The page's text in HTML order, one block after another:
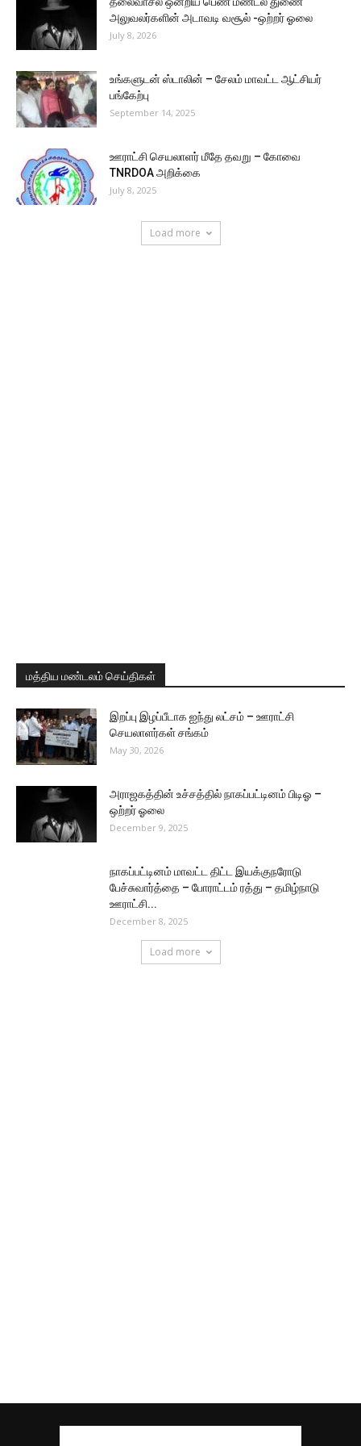
அலுவலர்களின் அடாவடி வசூல் -ஒற்றர் ஓலை
July 8, 2026
உங்களுடன் ஸ்டாலின் – சேலம் மாவட்ட ஆட்சியர்
பங்கேற்பு
September 14, 2025
ஊராட்சி செயலாளர் மீதே தவறு – கோவை
TNRDOA அறிக்கை
July 8, 2025
Load more
மத்திய மண்டலம் செய்திகள்
இறப்பு இழப்பீடாக ஐந்து லட்சம் – ஊராட்சி
செயலாளர்கள் சங்கம்
May 30, 2026
அராஜகத்தின் உச்சத்தில் நாகப்பட்டினம் பிடிஓ –
ஒற்றர் ஓலை
December 9, 2025
நாகப்பட்டினம் மாவட்ட திட்ட இயக்குநரோடு
பேச்சுவார்த்தை – போராட்டம் ரத்து – தமிழ்நாடு
ஊராட்சி...
December 8, 2025
Load more